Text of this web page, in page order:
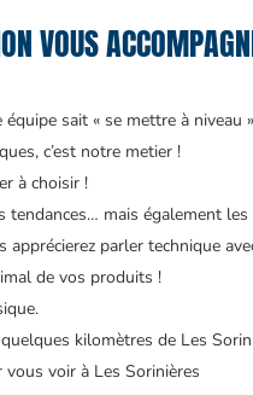
VOUS
sait « se mettre à niveau
c’est notre metier !
à choisir !
mais également les
parler technique
de vos produits !
kilomètres de Les
voir à Les Sorinières